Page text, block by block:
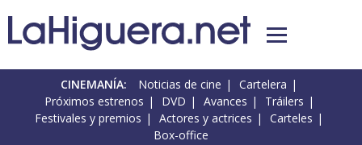
CINEMANÍA: Noticias de cine
Cartelera
Próximos estrenos
DVD Avances
Tráilers
Festivales y premios
Actores y actrices
Carteles
Box-office